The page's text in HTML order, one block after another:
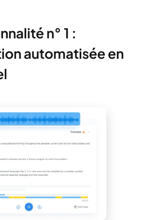
n° 1 :
automatisée en